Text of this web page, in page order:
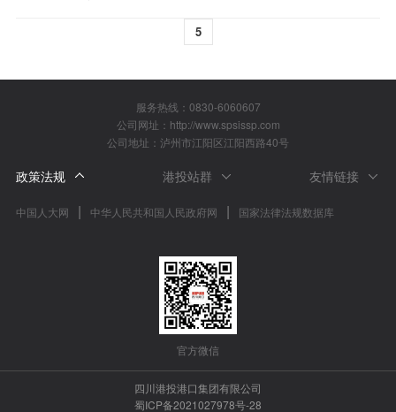
院举行。本次竞赛是省级一类
5
服务热线：0830-6060607
公司网址：http://www.spsissp.com
公司地址：泸州市江阳区江阳西路40号
政策法规 港投站群 友情链接
中国人大网 | 中华人民共和国人民政府网 | 国家法律法规数据库
官方微信
四川港投港口集团有限公司
蜀ICP备2021027978号-28